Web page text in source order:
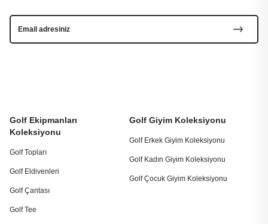
Golf Ekipmanları
Koleksiyonu
Golf Topları
Golf Eldivenleri
Golf Çantası
Golf Tee
Golf Giyim Koleksiyonu
Golf Erkek Giyim Koleksiyonu
Golf Kadın Giyim Koleksiyonu
Golf Çocuk Giyim Koleksiyonu